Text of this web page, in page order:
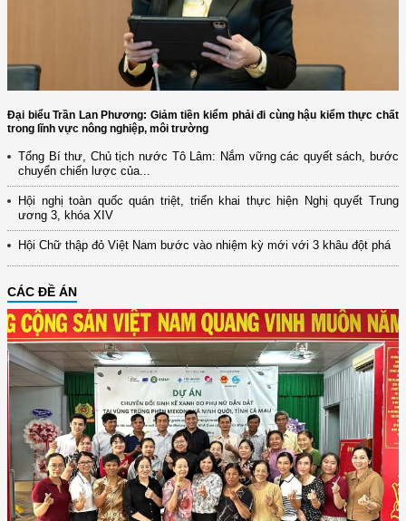
Đại biểu Trần Lan Phương: Giảm tiền kiểm phải đi cùng hậu kiểm thực chất
trong lĩnh vực nông nghiệp, môi trường
Tổng Bí thư, Chủ tịch nước Tô Lâm: Nắm vững các quyết sách, bước
chuyển chiến lược của...
Hội nghị toàn quốc quán triệt, triển khai thực hiện Nghị quyết Trung
ương 3, khóa XIV
Hội Chữ thập đỏ Việt Nam bước vào nhiệm kỳ mới với 3 khâu đột phá
CÁC ĐỀ ÁN